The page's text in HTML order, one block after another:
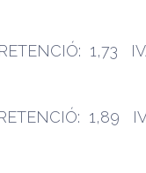
1,73
1,89